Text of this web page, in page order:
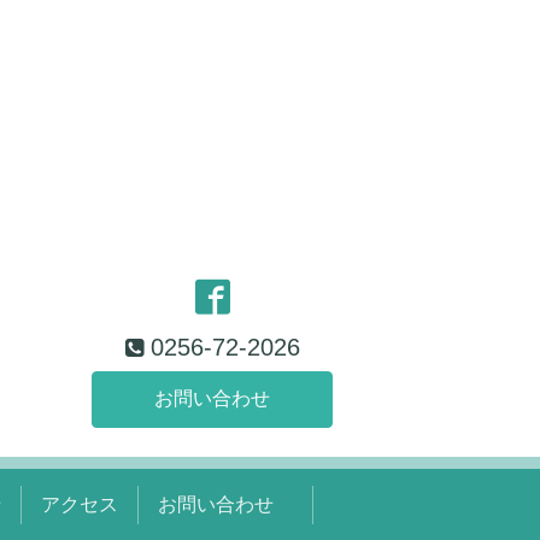
0256-72-2026
お問い合わせ
アクセス お問い合わせ